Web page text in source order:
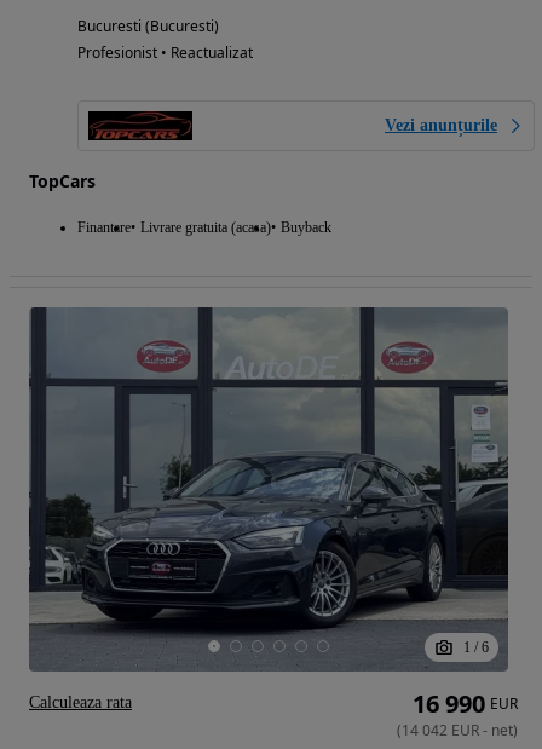
Bucuresti (Bucuresti)
Profesionist • Reactualizat
Vezi anunțurile
TopCars
Finantare Livrare gratuita (acasa) Buyback
1 / 6
16 990 EUR
(14 042 EUR- net)
Calculeaza rata